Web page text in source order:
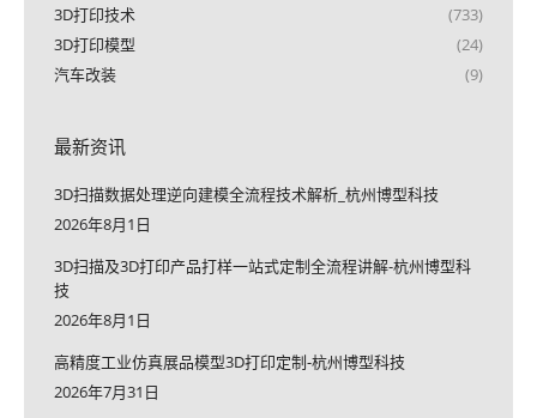
3D打印技术
(733)
3D打印模型
(24)
汽车改装
(9)
最新资讯
3D扫描数据处理逆向建模全流程技术解析_杭州博型科技
2026年8月1日
3D扫描及3D打印产品打样一站式定制全流程讲解-杭州博型科
技
2026年8月1日
高精度工业仿真展品模型3D打印定制-杭州博型科技
2026年7月31日